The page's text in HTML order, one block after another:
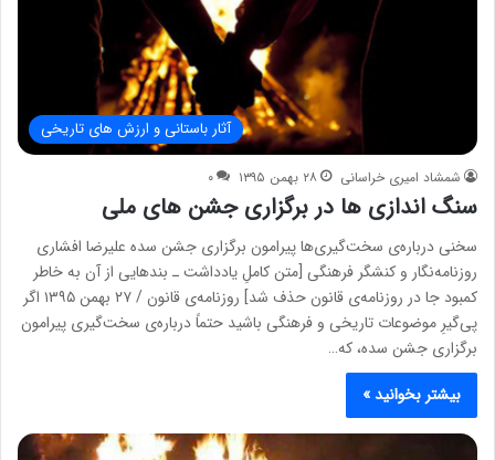
آثار باستانی و ارزش های تاریخی
شمشاد امیری خراسانی ۲۸ بهمن ۱۳۹۵ ۰
سنگ اندازی ها در برگزاری جشن های ملی
سخنی درباره‌ی سخت‌گیری‌ها پیرامون برگزاری جشن سده علیرضا افشاری
روزنامه‌نگار و کنشگر فرهنگی [متن کاملِ یادداشت ـ بندهایی از آن به خاطر
کمبود جا در روزنامه‌ی قانون حذف شد] روزنامه‌ی قانون / ۲۷ بهمن ۱۳۹۵ اگر
پی‌گیرِ موضوعات تاریخی و فرهنگی باشید حتماً درباره‌ی سخت‌گیری پیرامون
برگزاری جشن سده، که…
بیشتر بخوانید »